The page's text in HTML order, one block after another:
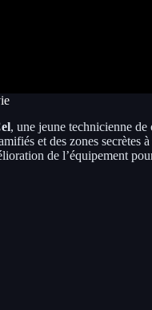
, une jeune technicienne
et des zones secrètes
de l’équipement